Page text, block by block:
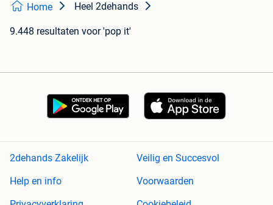
Home Heel 2dehands
9.448 resultaten voor 'pop it'
2dehands Zakelijk
Veilig en Succesvol
Help en info
Voorwaarden